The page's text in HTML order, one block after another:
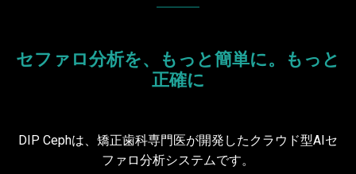
セファロ分析を、もっと簡単に。もっと
正確に
DIP Cephは、矯正歯科専門医が開発したクラウド型AIセ
ファロ分析システムです。